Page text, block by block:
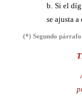
b. Si el
se ajusta
(*) Segundo párrafo